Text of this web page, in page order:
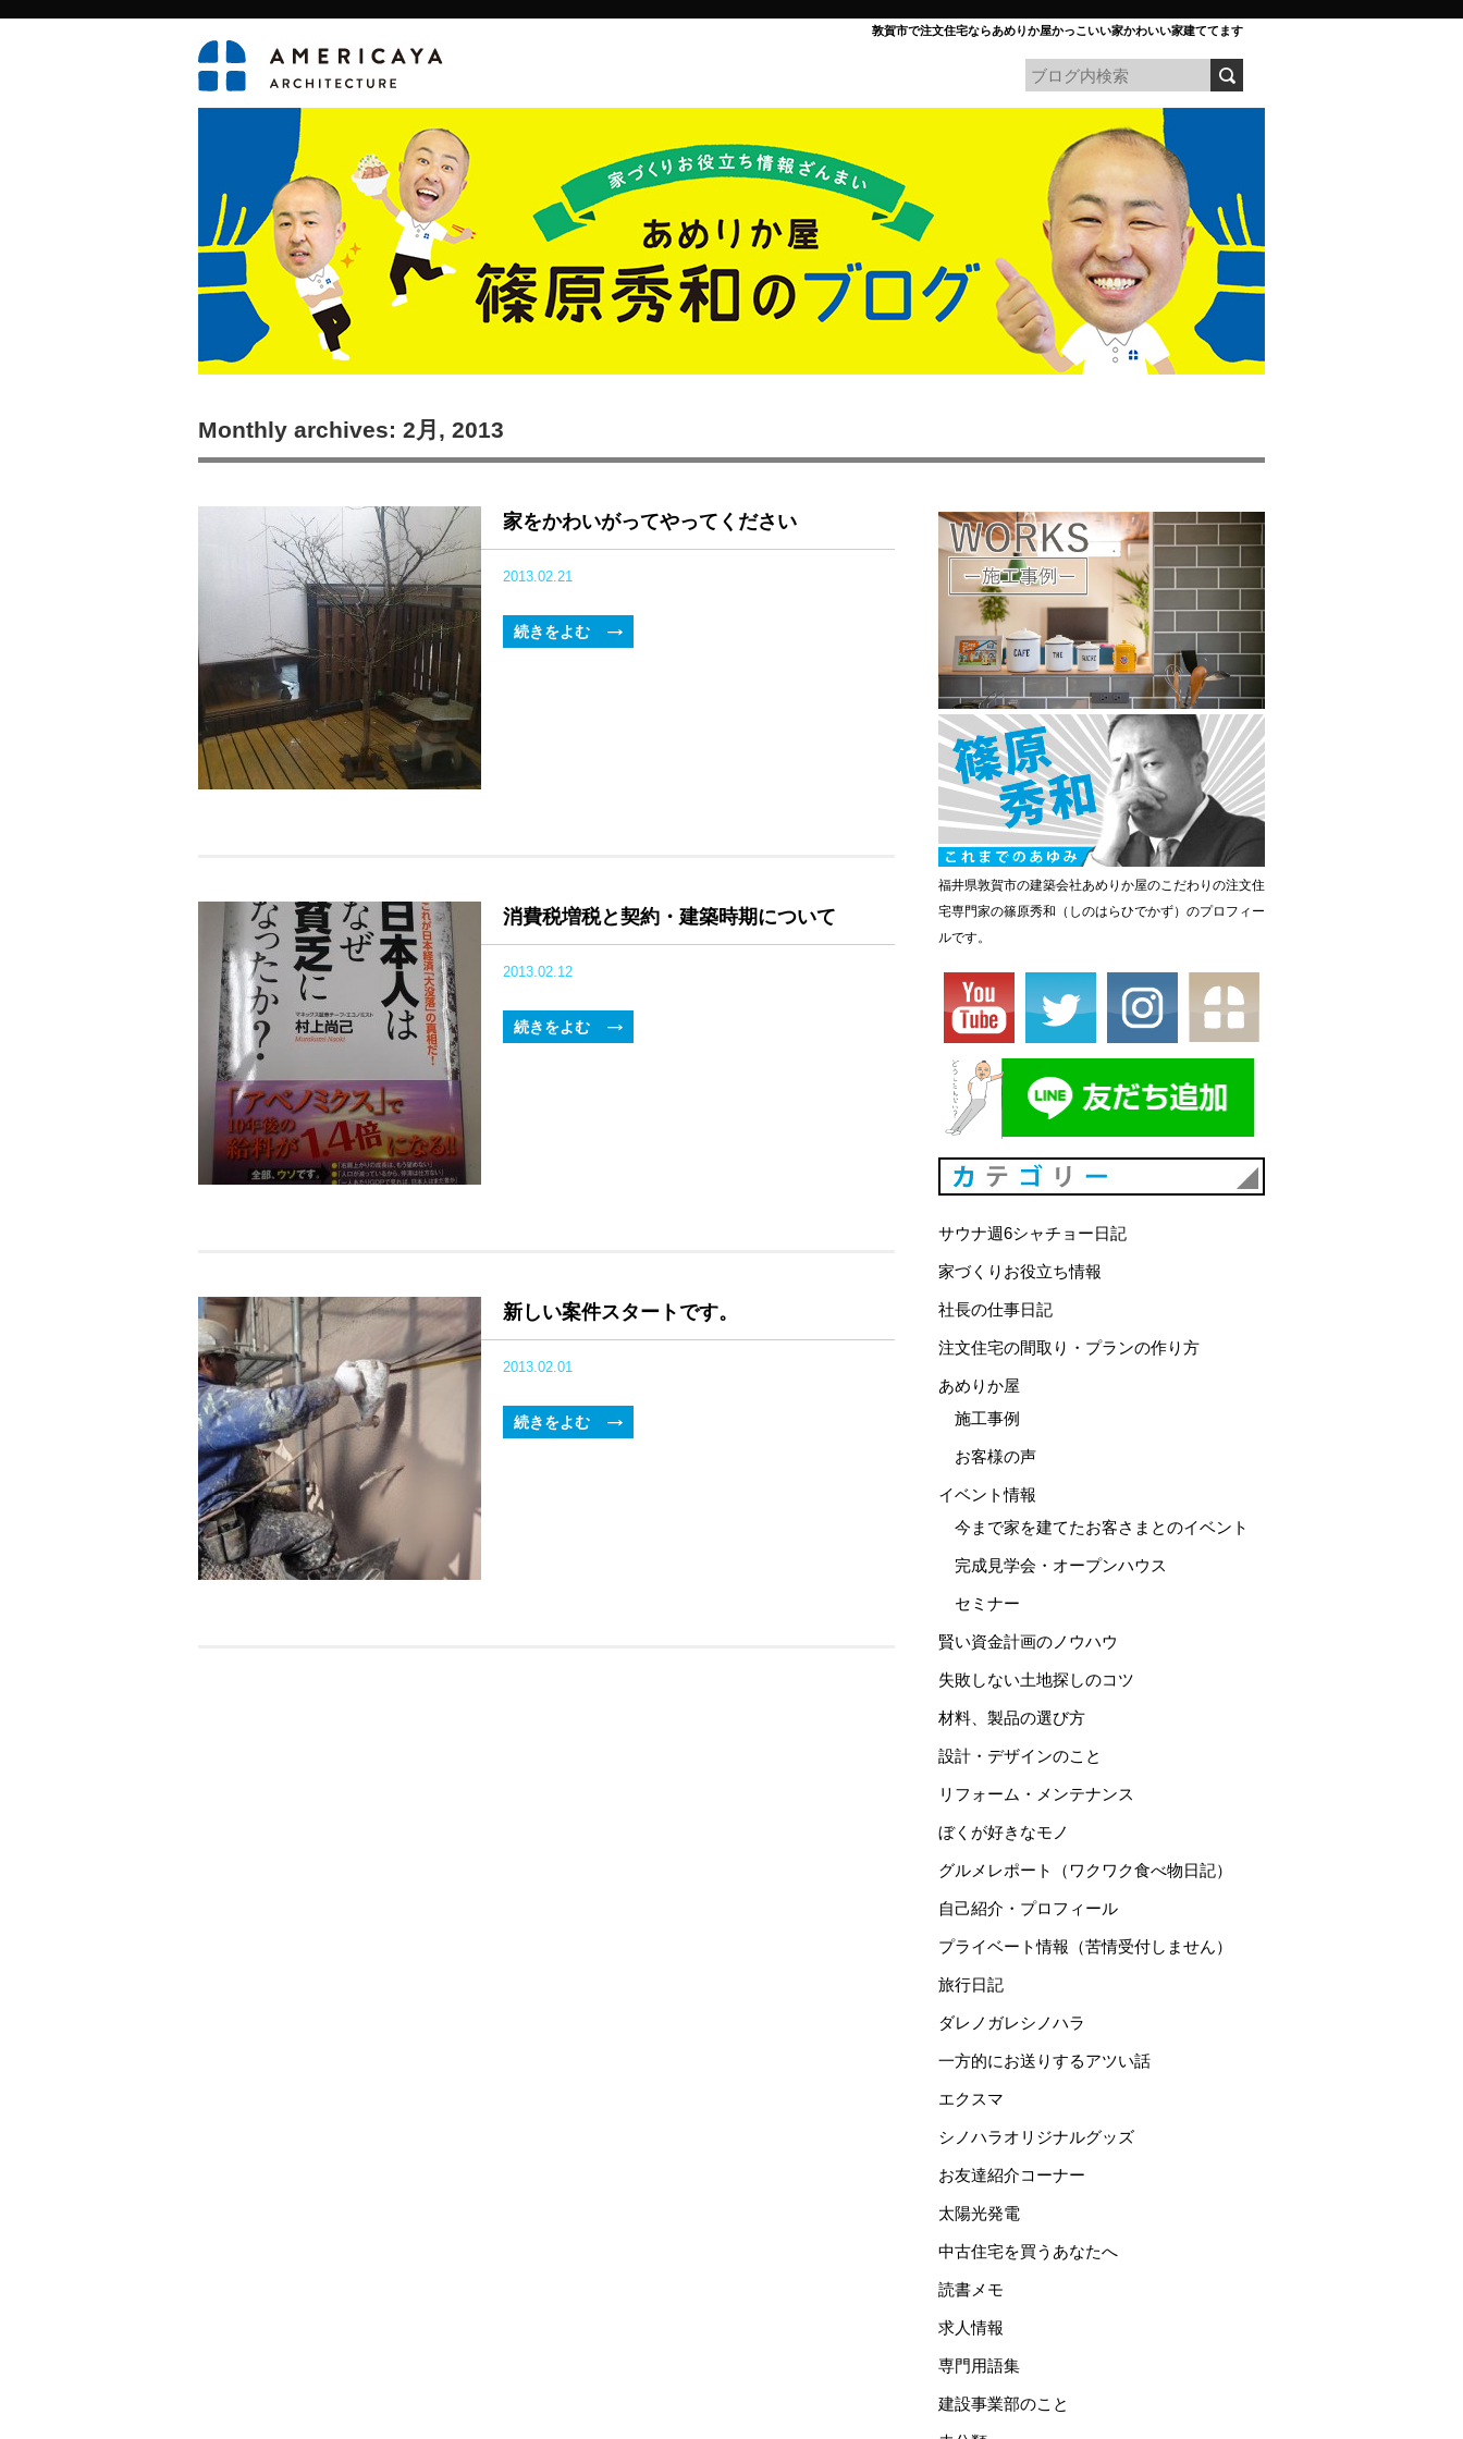
敦賀市で注文住宅ならあめりか屋かっこいい家かわいい家建ててます
Monthly archives: 2月, 2013
家をかわいがってやってください
2013.02.21
続きをよむ
消費税増税と契約・建築時期について
2013.02.12
続きをよむ
新しい案件スタートです。
2013.02.01
続きをよむ
福井県敦賀市の建築会社あめりか屋のこだわりの注文住
宅専門家の篠原秀和（しのはらひでかず）のプロフィー
ルです。
サウナ週6シャチョー日記
家づくりお役立ち情報
社長の仕事日記
注文住宅の間取り・プランの作り方
あめりか屋
施工事例
お客様の声
イベント情報
今まで家を建てたお客さまとのイベント
完成見学会・オープンハウス
セミナー
賢い資金計画のノウハウ
失敗しない土地探しのコツ
材料、製品の選び方
設計・デザインのこと
リフォーム・メンテナンス
ぼくが好きなモノ
グルメレポート（ワクワク食べ物日記）
自己紹介・プロフィール
プライベート情報（苦情受付しません）
旅行日記
ダレノガレシノハラ
一方的にお送りするアツい話
エクスマ
シノハラオリジナルグッズ
お友達紹介コーナー
太陽光発電
中古住宅を買うあなたへ
読書メモ
求人情報
専門用語集
建設事業部のこと